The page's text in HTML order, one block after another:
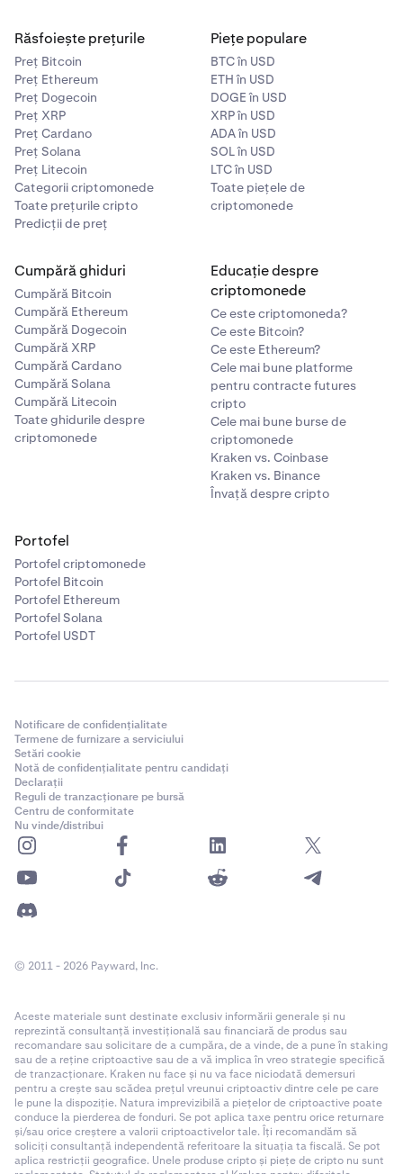
Răsfoiește prețurile
Preț Bitcoin
Preț Ethereum
Preț Dogecoin
Preț XRP
Preț Cardano
Preț Solana
Preț Litecoin
Categorii criptomonede
Toate prețurile cripto
Predicții de preț
Piețe populare
BTC în USD
ETH în USD
DOGE în USD
XRP în USD
ADA în USD
SOL în USD
LTC în USD
Toate piețele de
criptomonede
Cumpără ghiduri
Cumpără Bitcoin
Cumpără Ethereum
Cumpără Dogecoin
Cumpără XRP
Cumpără Cardano
Cumpără Solana
Cumpără Litecoin
Toate ghidurile despre
criptomonede
Educație despre
criptomonede
Ce este criptomoneda?
Ce este Bitcoin?
Ce este Ethereum?
Cele mai bune platforme
pentru contracte futures
cripto
Cele mai bune burse de
criptomonede
Kraken vs. Coinbase
Kraken vs. Binance
Învață despre cripto
Portofel
Portofel criptomonede
Portofel Bitcoin
Portofel Ethereum
Portofel Solana
Portofel USDT
Notificare de confidențialitate
Termene de furnizare a serviciului
Setări cookie
Notă de confidențialitate pentru candidați
Declarații
Reguli de tranzacționare pe bursă
Centru de conformitate
Nu vinde/distribui
© 2011 - 2026 Payward, Inc.
Aceste materiale sunt destinate exclusiv informării generale și nu
reprezintă consultanță investițională sau financiară de produs sau
recomandare sau solicitare de a cumpăra, de a vinde, de a pune în staking
sau de a reține criptoactive sau de a vă implica în vreo strategie specifică
de tranzacționare. Kraken nu face și nu va face niciodată demersuri
pentru a crește sau scădea prețul vreunui criptoactiv dintre cele pe care
le pune la dispoziție. Natura imprevizibilă a piețelor de criptoactive poate
conduce la pierderea de fonduri. Se pot aplica taxe pentru orice returnare
și/sau orice creștere a valorii criptoactivelor tale. Îți recomandăm să
soliciți consultanță independentă referitoare la situația ta fiscală. Se pot
aplica restricții geografice. Unele produse cripto și piețe de cripto nu sunt